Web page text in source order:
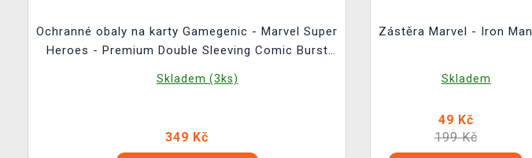
Ochranné obaly na karty Gamegenic - Marvel Super
Heroes - Premium Double Sleeving Comic Burst
Skladem (3ks)
349 Kč
Zástěra Marvel - Iron Man
Skladem
49 Kč
199 Kč